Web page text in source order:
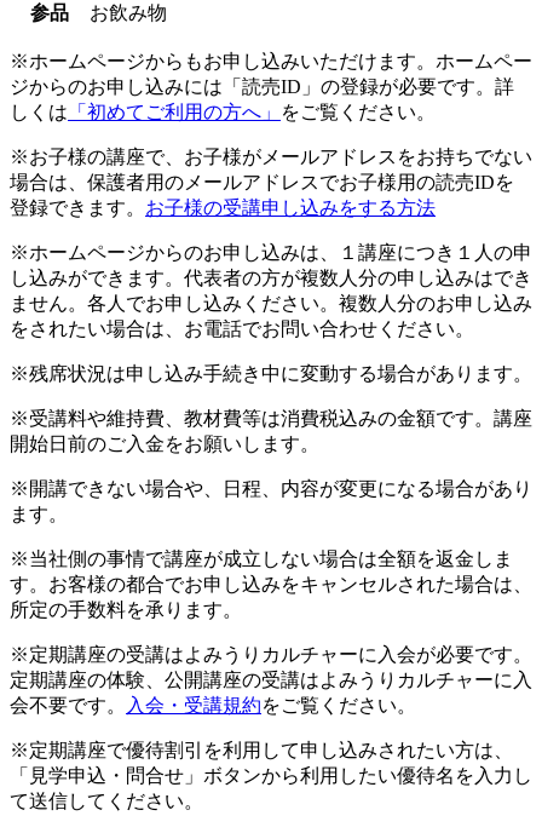
参品
お飲み物
※ホームページからもお申し込みいただけます。ホームペー
ジからのお申し込みには「読売ID」の登録が必要です。詳
しくは 「初めてご利用の方へ」 をご覧ください。
※お子様の講座で、お子様がメールアドレスをお持ちでない
場合は、保護者用のメールアドレスでお子様用の読売IDを
登録できます。 お子様の受講申し込みをする方法
※ホームページからのお申し込みは、１講座につき１人の申
し込みができます。代表者の方が複数人分の申し込みはでき
ません。各人でお申し込みください。複数人分のお申し込み
をされたい場合は、お電話でお問い合わせください。
※残席状況は申し込み手続き中に変動する場合があります。
※受講料や維持費、教材費等は消費税込みの金額です。講座
開始日前のご入金をお願いします。
※開講できない場合や、日程、内容が変更になる場合があり
ます。
※当社側の事情で講座が成立しない場合は全額を返金しま
す。お客様の都合でお申し込みをキャンセルされた場合は、
所定の手数料を承ります。
※定期講座の受講はよみうりカルチャーに入会が必要です。
定期講座の体験、公開講座の受講はよみうりカルチャーに入
会不要です。
入会・受講規約をご覧ください。
※定期講座で優待割引を利用して申し込みされたい方は、
「見学申込・問合せ」ボタンから利用したい優待名を入力し
て送信してください。